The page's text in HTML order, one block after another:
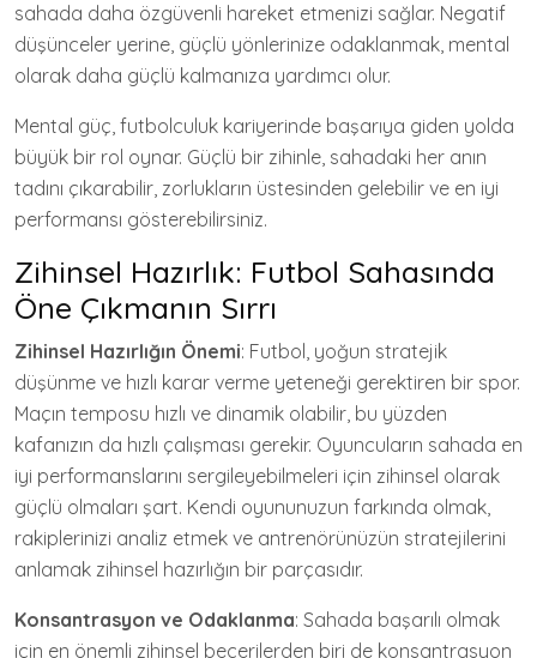
sahada daha özgüvenli hareket etmenizi sağlar. Negatif
düşünceler yerine, güçlü yönlerinize odaklanmak, mental
olarak daha güçlü kalmanıza yardımcı olur.
Mental güç, futbolculuk kariyerinde başarıya giden yolda
büyük bir rol oynar. Güçlü bir zihinle, sahadaki her anın
tadını çıkarabilir, zorlukların üstesinden gelebilir ve en iyi
performansı gösterebilirsiniz.
Zihinsel Hazırlık: Futbol Sahasında
Öne Çıkmanın Sırrı
Zihinsel Hazırlığın Önemi: Futbol, yoğun stratejik
düşünme ve hızlı karar verme yeteneği gerektiren bir spor.
Maçın temposu hızlı ve dinamik olabilir, bu yüzden
kafanızın da hızlı çalışması gerekir. Oyuncuların sahada en
iyi performanslarını sergileyebilmeleri için zihinsel olarak
güçlü olmaları şart. Kendi oyununuzun farkında olmak,
rakiplerinizi analiz etmek ve antrenörünüzün stratejilerini
anlamak zihinsel hazırlığın bir parçasıdır.
Konsantrasyon ve Odaklanma: Sahada başarılı olmak
için en önemli zihinsel becerilerden biri de konsantrasyon